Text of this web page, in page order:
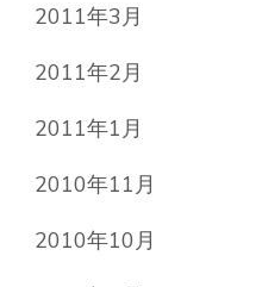
2011年3月
2011年2月
2011年1月
2010年11月
2010年10月